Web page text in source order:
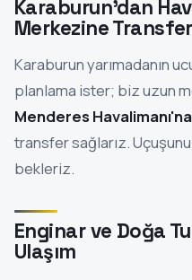
Karaburun'dan
Merkezine Transfer
Karaburun yarımadanın
planlama ister; biz uzun
Menderes Havalimanı'na
transfer sağlarız.
bekleriz.
Enginar ve Doğa
Ulaşım